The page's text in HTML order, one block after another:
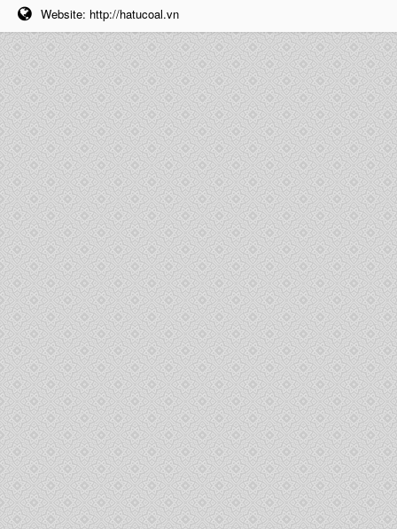
Website: http://hatucoal.vn